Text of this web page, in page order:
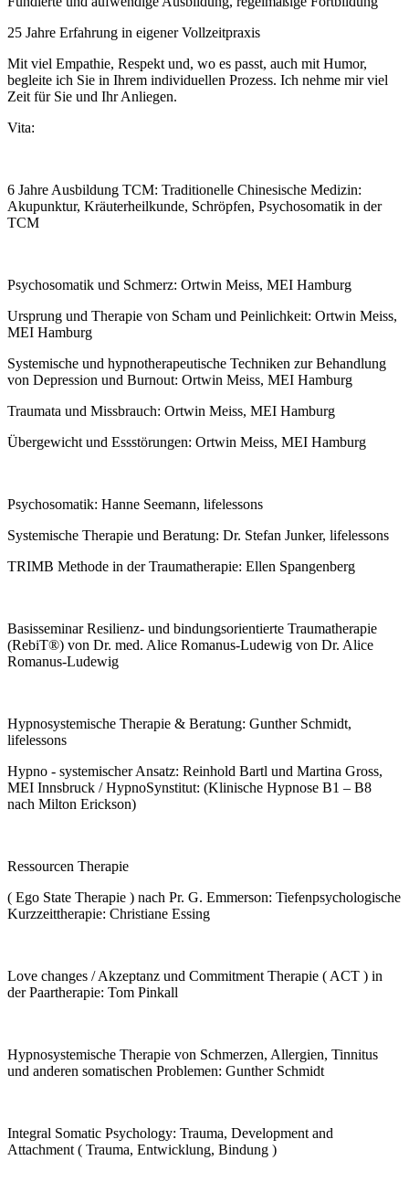
25 Jahre Erfahrung in eigener Vollzeitpraxis
Mit viel Empathie, Respekt und, wo es passt, auch mit Humor,
begleite ich Sie in Ihrem individuellen Prozess. Ich nehme mir viel
Zeit für Sie und Ihr Anliegen.
Vita:
6 Jahre Ausbildung TCM: Traditionelle Chinesische Medizin:
Akupunktur, Kräuterheilkunde, Schröpfen, Psychosomatik in der
TCM
Psychosomatik und Schmerz: Ortwin Meiss, MEI Hamburg
Ursprung und Therapie von Scham und Peinlichkeit: Ortwin Meiss,
MEI Hamburg
Systemische und hypnotherapeutische Techniken zur Behandlung
von Depression und Burnout: Ortwin Meiss, MEI Hamburg
Traumata und Missbrauch: Ortwin Meiss, MEI Hamburg
Übergewicht und Essstörungen: Ortwin Meiss, MEI Hamburg
Psychosomatik: Hanne Seemann, lifelessons
Systemische Therapie und Beratung: Dr. Stefan Junker, lifelessons
TRIMB Methode in der Traumatherapie: Ellen Spangenberg
Basisseminar Resilienz- und bindungsorientierte Traumatherapie
(RebiT®) von Dr. med. Alice Romanus-Ludewig von Dr. Alice
Romanus-Ludewig
Hypnosystemische Therapie & Beratung: Gunther Schmidt,
lifelessons
Hypno - systemischer Ansatz: Reinhold Bartl und Martina Gross,
MEI Innsbruck / HypnoSynstitut: (Klinische Hypnose B1 – B8
nach Milton Erickson)
Ressourcen Therapie
( Ego State Therapie ) nach Pr. G. Emmerson: Tiefenpsychologische
Kurzzeittherapie: Christiane Essing
Love changes / Akzeptanz und Commitment Therapie ( ACT ) in
der Paartherapie: Tom Pinkall
Hypnosystemische Therapie von Schmerzen, Allergien, Tinnitus
und anderen somatischen Problemen: Gunther Schmidt
Integral Somatic Psychology: Trauma, Development and
Attachment ( Trauma, Entwicklung, Bindung )